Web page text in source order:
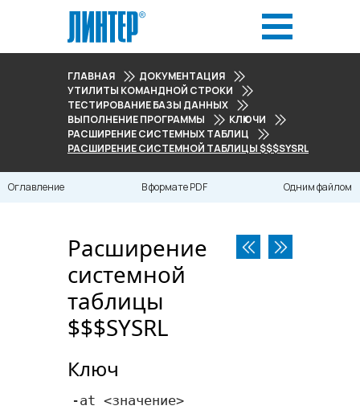
ГЛАВНАЯ
ДОКУМЕНТАЦИЯ
УТИЛИТЫ КОМАНДНОЙ СТРОКИ
ТЕСТИРОВАНИЕ БАЗЫ ДАННЫХ
ВЫПОЛНЕНИЕ ПРОГРАММЫ
КЛЮЧИ
РАСШИРЕНИЕ СИСТЕМНЫХ ТАБЛИЦ
РАСШИРЕНИЕ СИСТЕМНОЙ ТАБЛИЦЫ $$$SYSRL
Оглавление В формате PDF Одним файлом
Расширение
системной
таблицы
$$$SYSRL
Ключ
-at <​значение​>